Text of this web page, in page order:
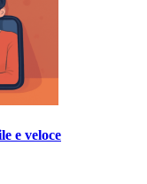
e veloce